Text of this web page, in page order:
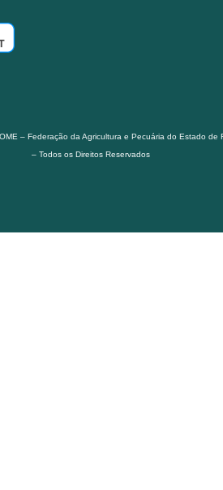
– Federação da Agricultura e Pecuária do Estado de
– Todos os Direitos Reservados